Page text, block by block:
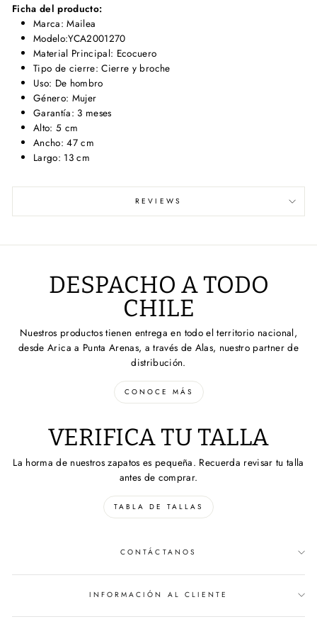
Ficha del producto:
Marca: Mailea
Modelo:YCA2001270
Material Principal: Ecocuero
Tipo de cierre: Cierre y broche
Uso: De hombro
Género: Mujer
Garantía: 3 meses
Alto: 5 cm
Ancho: 47 cm
Largo: 13 cm
REVIEWS
DESPACHO A TODO
CHILE
Nuestros productos tienen entrega en todo el territorio nacional,
desde Arica a Punta Arenas, a través de Alas, nuestro partner de
distribución.
CONOCE MÁS
VERIFICA TU TALLA
La horma de nuestros zapatos es pequeña. Recuerda revisar tu talla
antes de comprar.
TABLA DE TALLAS
CONTÁCTANOS
INFORMACIÓN AL CLIENTE